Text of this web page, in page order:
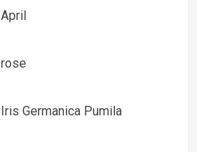
April
rose
Iris Germanica Pumila